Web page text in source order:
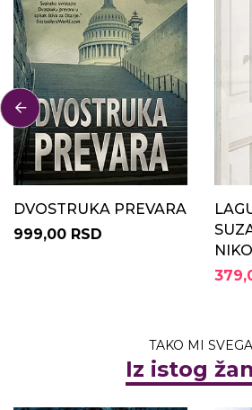
DVOSTRUKA PREVARA
999,00 RSD
TAKO MI SVEGA
Iz istog